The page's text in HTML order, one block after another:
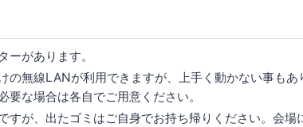
ーがあります。
の無線LANが利用できますが、上手く動かない事も
要な場合は各自でご用意ください。
すが、出たゴミはご自身でお持ち帰りください。会場